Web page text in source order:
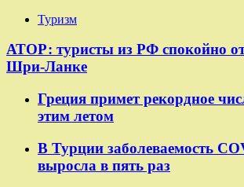
Туризм
АТОР: туристы из РФ спокойно
Шри-Ланке
Греция примет рекордное
этим летом
В Турции заболеваемость
выросла в пять раз